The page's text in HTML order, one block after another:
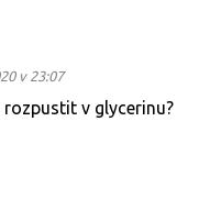
v 23:07
rozpustit v glycerinu?